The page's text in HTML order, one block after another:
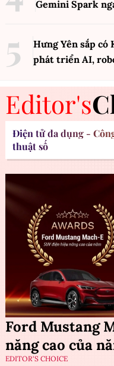
Gemini Spark
Hưng Yên sắp có
phát triển AI,
Editor's
Điện tử đa dụng -
thuật số
Ford Mustang
năng cao của
EDITOR'S CHOICE